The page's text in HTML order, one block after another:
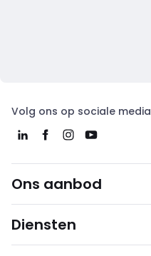
Volg ons op sociale media
Ons aanbod
Diensten